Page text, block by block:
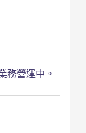
務營運中。